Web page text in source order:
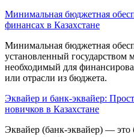
Минимальная бюджетная
финансах в Казахстане
Минимальная бюджетная
установленный государством
необходимый для
или отрасли из бюджета.
Эквайер и банк-эквайер:
новичков в Казахстане
Эквайер (банк-эквайер) — это